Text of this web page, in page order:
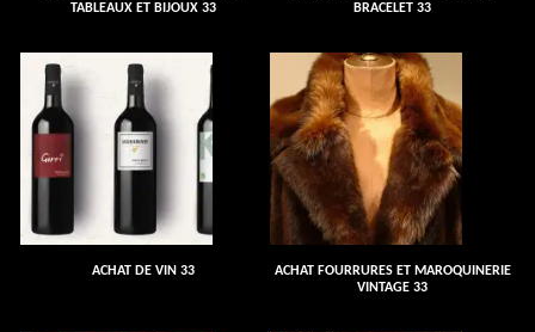
TABLEAUX ET BIJOUX 33
BRACELET 33
ACHAT DE VIN 33
ACHAT FOURRURES ET MAROQUINERIE
VINTAGE 33